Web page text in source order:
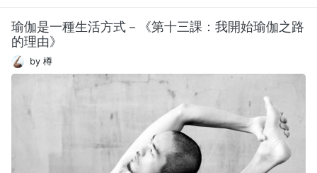
瑜伽是一種生活方式－《第十三課：我開始瑜伽之路
的理由》
by 樽